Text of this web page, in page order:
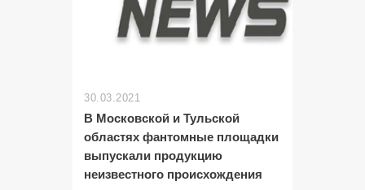
30.03.2021
В Московской и Тульской
областях фантомные площадки
выпускали продукцию
неизвестного происхождения